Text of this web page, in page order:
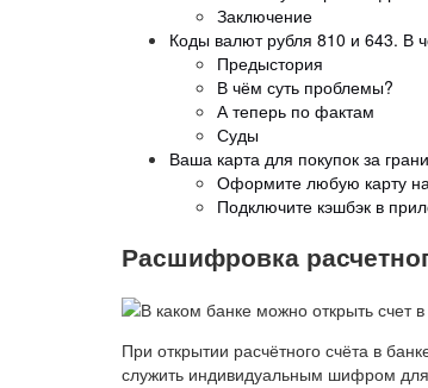
Заключение
Коды валют рубля 810 и 643. В
Предыстория
В чём суть проблемы?
А теперь по фактам
Суды
Ваша карта для покупок за
Оформите любую карту
Подключите кэшбэк в
Расшифровка
При открытии расчётного счёта в
служить индивидуальным шифром